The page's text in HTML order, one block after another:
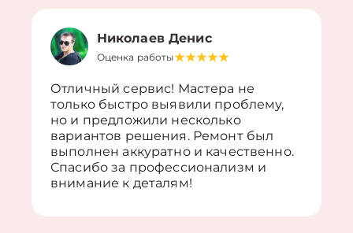
Николаев Денис
Оценка работы
Отличный сервис! Мастера не
только быстро выявили проблему,
но и предложили несколько
вариантов решения. Ремонт был
выполнен аккуратно и качественно.
Спасибо за профессионализм и
внимание к деталям!